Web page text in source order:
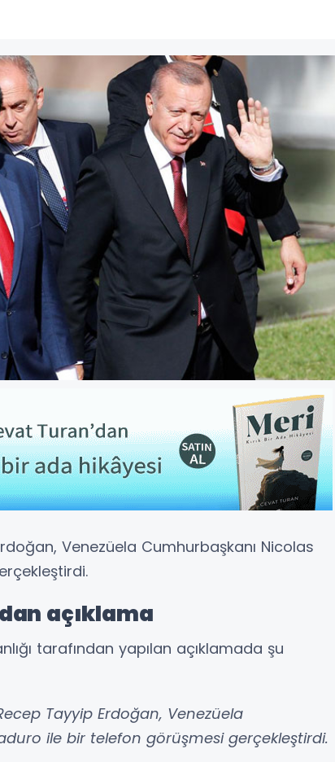
Venezüela Cumhurbaşkanı Nicolas
açıklama
tarafından yapılan açıklamada şu
Tayyip Erdoğan, Venezüela
ile bir telefon görüşmesi gerçekleştirdi.